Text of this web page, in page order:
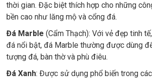
thời gian. Đặc biệt thích hợp cho những
bền cao như lăng mộ và cổng đá.
Đá Marble (Cẩm Thạch): Với vẻ đẹp tinh
đá nổi bật, đá Marble thường được dùng
tượng đá, bàn thờ và phù điêu.
Đá Xanh: Được sử dụng phổ biến trong